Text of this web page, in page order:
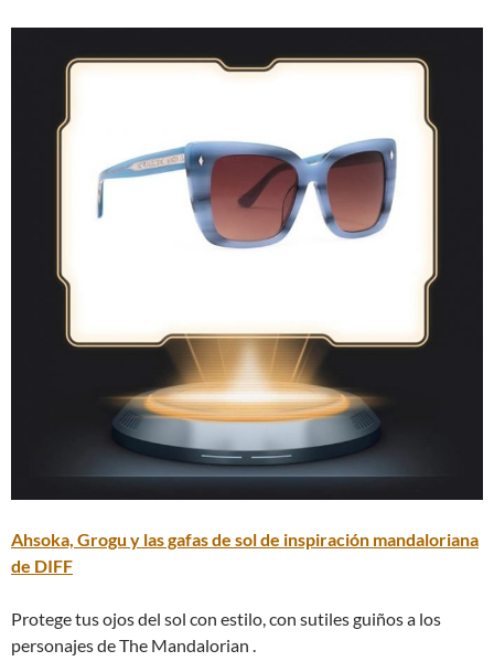
Ahsoka, Grogu y las gafas de sol de inspiración mandaloriana
de DIFF
Protege tus ojos del sol con estilo, con sutiles guiños a los
personajes de The Mandalorian .